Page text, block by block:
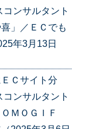
ンサルタント
」／ＥＣでも
年3月13日
Ｃサイト分
ンサルタント
ＭＯＧＩＦ